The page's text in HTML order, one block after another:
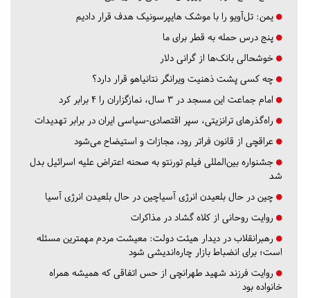
یمن: تل‌آویو را با موشک هایپرسونیک هدف قرار دادیم
پنج درس‌ حمله به قطر برای ما
خوشحالی بانک‌ها از گرانی دلار
چه کسی پشت ذهنیت ویرانگر نتانیاهو قرار دارد؟
امام جماعت این مسجد در ۳ سال، نمازگزاران را ۴ برابر کرد
راه‌گذرهای ترانزیتی، سپر اقتصادی-سیاسی ایران در برابر تهدیدات
عراقچی از قانون فراتر رود، مجازات و استیضاح می‌شود
جشنواره بین‌المللی فیلم تورنتو به صحنه اعتراض علیه اسرائیل بدل
شد
چین در حال بلعیدن انرژی آسیاچین در حال بلعیدن انرژی آسیا
روایت روحانی از کلاه گشاد در مذاکرات
رهبرانقلاب در دیدار هیئت دولت: معیشت مردم مهمترین مسئله
است؛ برای انضباط بازار چاره‌اندیشی شود
روایت فرزند شهید طهرانچی از حس اتفاقی که همیشه همراه
خانواده بود